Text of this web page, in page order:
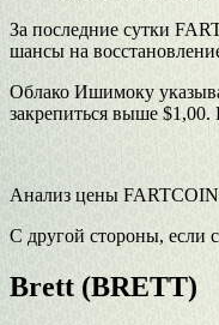
За последние сутки
шансы на
Облако Ишимоку
закрепиться выше
Анализ цены
С другой стороны, если
Brett (BRETT)